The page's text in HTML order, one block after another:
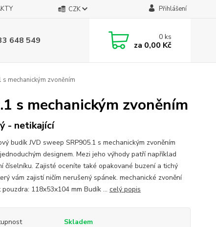
CZK Přihlášení
648 549 0ks
za 0,00 Kč
mechanickým zvoněním
s mechanickým zvoněním
- netikající
budík JVD sweep SRP905.1 s mechanickým zvoněním
designem. Mezi jeho výhody patří například
číselníku. Zajisté oceníte také opakované buzení a tichý
vám zajistí ničím nerušený spánek. mechanické zvonění
118x53x104 mm Budík ... celý popis
Skladem